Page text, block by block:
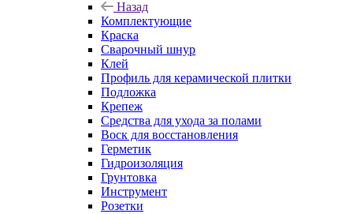
Назад
Комплектующие
Краска
Сварочный шнур
Клей
Профиль для керамической плитки
Подложка
Крепеж
Средства для ухода за полами
Воск для восстановления
Герметик
Гидроизоляция
Грунтовка
Инструмент
Розетки